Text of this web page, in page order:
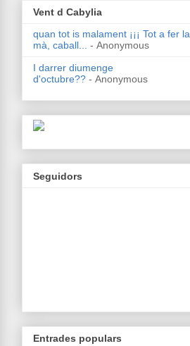
Vent d Cabylia
quan tot is malament ¡¡¡ Tot a fer la
mà, caball...
- Anonymous
I darrer diumenge
d'octubre?? - Anonymous
Seguidors
Entrades populars